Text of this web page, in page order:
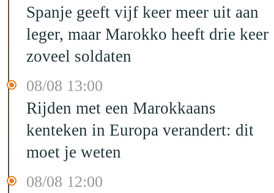
Spanje geeft vijf keer meer uit aan
leger, maar Marokko heeft drie keer
zoveel soldaten
08/08 13:00
Rijden met een Marokkaans
kenteken in Europa verandert: dit
moet je weten
08/08 12:00